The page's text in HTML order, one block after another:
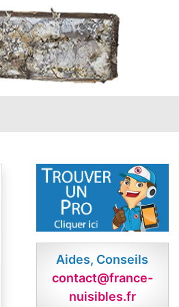
Aides, Conseils
contact@france-
nuisibles.fr